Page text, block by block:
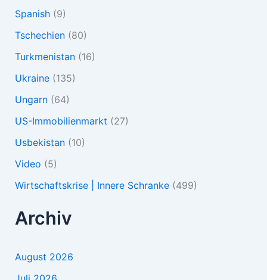
Spanish(9)
Tschechien(80)
Turkmenistan(16)
Ukraine(135)
Ungarn(64)
US-Immobilienmarkt (27)
Usbekistan(10)
Video (5)
Wirtschaftskrise | Innere Schranke(499)
Archiv
August 2026